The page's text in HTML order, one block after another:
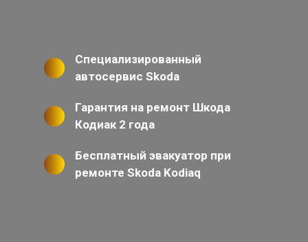
Специализированный
автосервис Skoda
Гарантия на ремонт Шкода
Кодиак 2 года
Бесплатный эвакуатор при
ремонте Skoda Kodiaq